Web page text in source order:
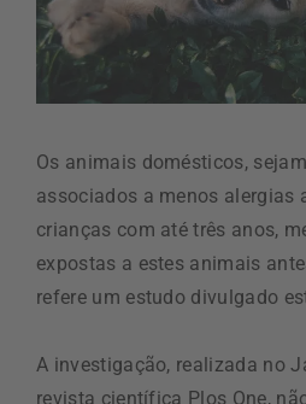
Os animais domésticos,
associados a menos alergias
crianças com até três anos,
expostas a estes animais
refere um estudo divulgado
A investigação, realizada no
revista científica Plos One,